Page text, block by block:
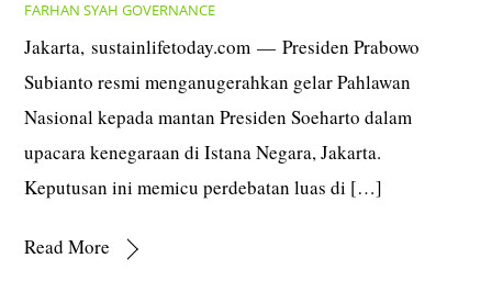
FARHAN SYAH GOVERNANCE
Jakarta, sustainlifetoday.com — Presiden Prabowo
Subianto resmi menganugerahkan gelar Pahlawan
Nasional kepada mantan Presiden Soeharto dalam
upacara kenegaraan di Istana Negara, Jakarta.
Keputusan ini memicu perdebatan luas di […]
Read More